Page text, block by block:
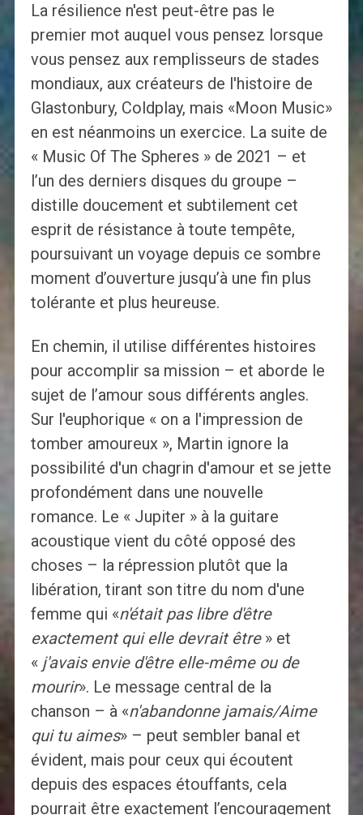
La résilience n'est peut-être pas le
premier mot auquel vous pensez lorsque
vous pensez aux remplisseurs de stades
mondiaux, aux créateurs de l'histoire de
Glastonbury, Coldplay, mais «Moon Music»
en est néanmoins un exercice. La suite de
« Music Of The Spheres » de 2021 – et
l’un des derniers disques du groupe –
distille doucement et subtilement cet
esprit de résistance à toute tempête,
poursuivant un voyage depuis ce sombre
moment d’ouverture jusqu’à une fin plus
tolérante et plus heureuse.
En chemin, il utilise différentes histoires
pour accomplir sa mission – et aborde le
sujet de l’amour sous différents angles.
Sur l'euphorique « on a l'impression de
tomber amoureux », Martin ignore la
possibilité d'un chagrin d'amour et se jette
profondément dans une nouvelle
romance. Le « Jupiter » à la guitare
acoustique vient du côté opposé des
choses – la répression plutôt que la
libération, tirant son titre du nom d'une
femme qui «n'était pas libre d'être
exactement qui elle devrait être» et
« j'avais envie d'être elle-même ou de
mourir». Le message central de la
chanson – à «n'abandonne jamais/Aime
qui tu aimes» – peut sembler banal et
évident, mais pour ceux qui écoutent
depuis des espaces étouffants, cela
pourrait être exactement l’encouragement